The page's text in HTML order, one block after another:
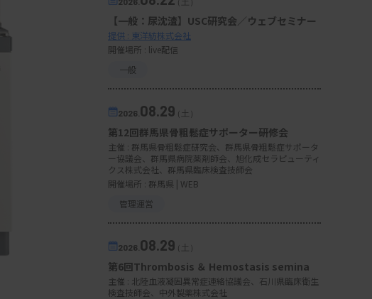
【一般：尿沈渣】USC研究会／ウェブセミナー
提供 : 東洋紡株式会社
開催場所 : live配信
一般
2026. 08.29 （土）
第12回群馬県骨粗鬆症サポーター研修会
主催 : 群馬県骨粗鬆症研究会、群馬県骨粗鬆症サポータ
ー協議会、群馬県病院薬剤師会、旭化成セラピューティ
クス株式会社、群馬県臨床検査技師会
開催場所 : 群馬県 | WEB
管理運営
2026. 08.29 （土）
第6回Thrombosis ＆ Hemostasis semina
主催 : 北陸血液凝固異常症連絡協議会、石川県臨床衛生
検査技師会、中外製薬株式会社